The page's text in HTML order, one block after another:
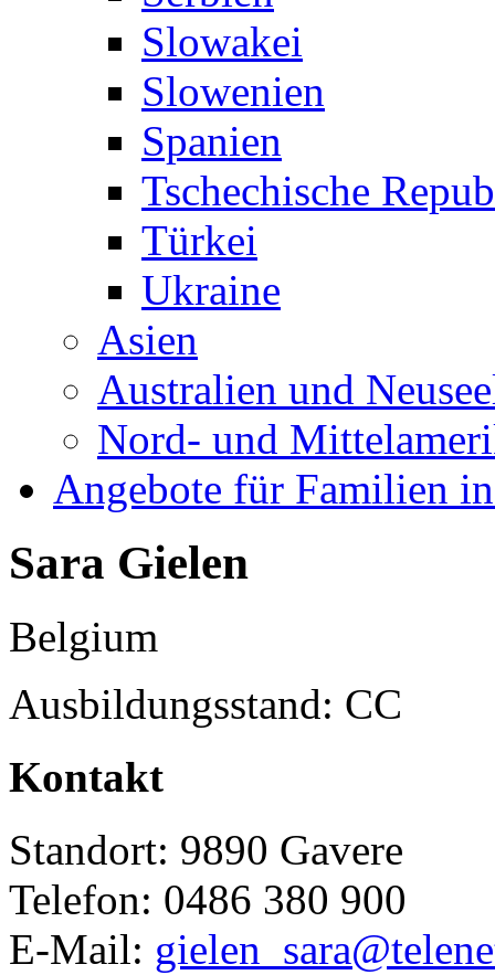
Slowakei
Slowenien
Spanien
Tschechische
Türkei
Ukraine
Asien
Australien und
Nord- und
Angebote für Familien
Sara Gielen
Belgium
Ausbildungsstand: CC
Kontakt
Standort: 9890 Gavere
Telefon: 0486 380 900
E-Mail: